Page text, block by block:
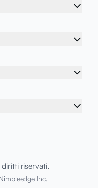
riservati.
Nimbleedge Inc.